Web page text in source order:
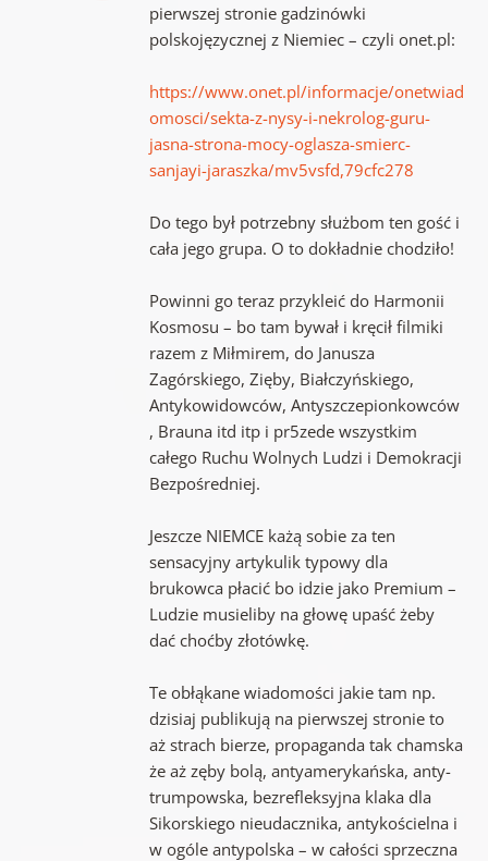
pierwszej stronie gadzinówki
polskojęzycznej z Niemiec – czyli onet.pl:
https://www.onet.pl/informacje/onetwiad
omosci/sekta-z-nysy-i-nekrolog-guru-
jasna-strona-mocy-oglasza-smierc-
sanjayi-jaraszka/mv5vsfd,79cfc278
Do tego był potrzebny służbom ten gość i
cała jego grupa. O to dokładnie chodziło!
Powinni go teraz przykleić do Harmonii
Kosmosu – bo tam bywał i kręcił filmiki
razem z Miłmirem, do Janusza
Zagórskiego, Zięby, Białczyńskiego,
Antykowidowców, Antyszczepionkowców
, Brauna itd itp i pr5zede wszystkim
całego Ruchu Wolnych Ludzi i Demokracji
Bezpośredniej.
Jeszcze NIEMCE każą sobie za ten
sensacyjny artykulik typowy dla
brukowca płacić bo idzie jako Premium –
Ludzie musieliby na głowę upaść żeby
dać choćby złotówkę.
Te obłąkane wiadomości jakie tam np.
dzisiaj publikują na pierwszej stronie to
aż strach bierze, propaganda tak chamska
że aż zęby bolą, antyamerykańska, anty-
trumpowska, bezrefleksyjna klaka dla
Sikorskiego nieudacznika, antykościelna i
w ogóle antypolska – w całości sprzeczna